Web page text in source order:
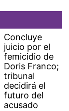
Concluye
juicio por el
femicidio de
Doris Franco;
tribunal
decidirá el
futuro del
acusado